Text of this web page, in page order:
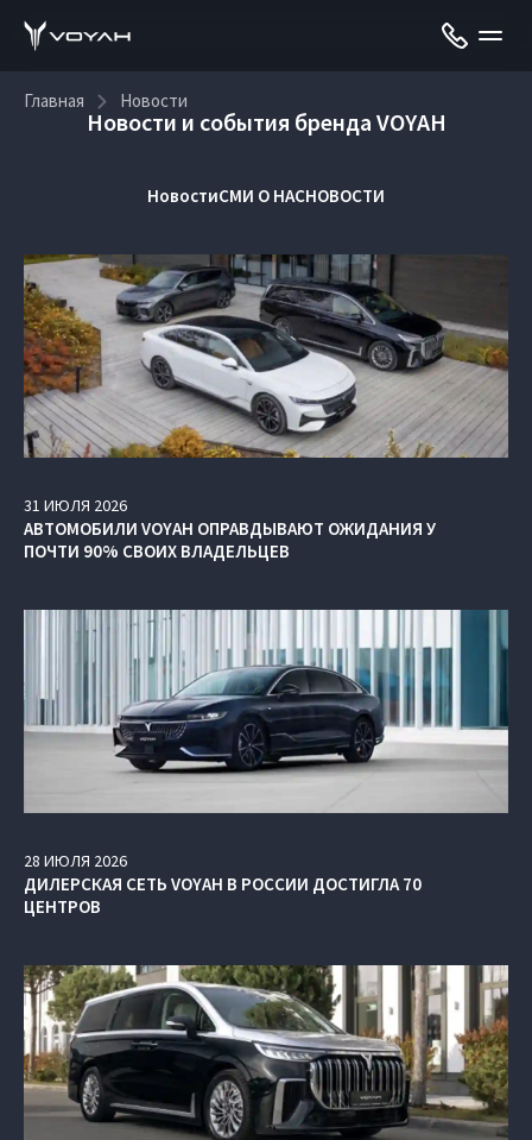
Главная Новости
Новости и события бренда VOYAH
НовостиСМИ О НАСНОВОСТИ
31 ИЮЛЯ 2026
АВТОМОБИЛИ VOYAH ОПРАВДЫВАЮТ ОЖИДАНИЯ У
ПОЧТИ 90% СВОИХ ВЛАДЕЛЬЦЕВ
28 ИЮЛЯ 2026
ДИЛЕРСКАЯ СЕТЬ VOYAH В РОССИИ ДОСТИГЛА 70
ЦЕНТРОВ